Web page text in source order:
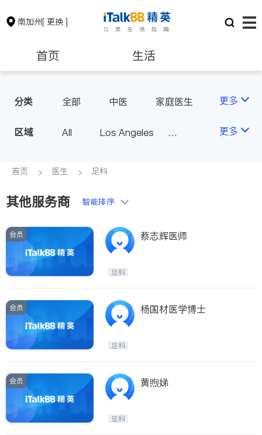
南加州[ 更换 ]
首页 生活
保险理财 房地产租售
银行贷款
建筑装修
非盈利组织
分类 全部 中医
家庭医生
眼科
妇科
儿科
心脏科
肠胃肝脏科
泌尿科
风湿病
不孕不育
脊椎神经科
医生-其它
更多
区域 All
Los Angeles
Alhambra & San Gabriel
Diamond Bar & Covina
Rowland Heights & Hacienda H
ties
Inyo & San Bernardino
Riverside
Santa Barbara & Monterey
更多
首页 医生 足科
其他服务商 智能排序
会员 蔡志辉医师
足科
会员 杨国材医学博士
足科
会员 黄煦娣
足科